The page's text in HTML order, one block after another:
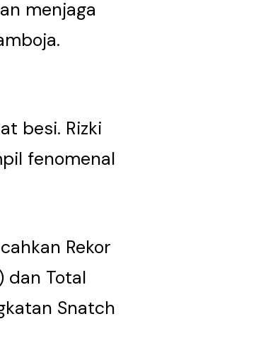
menjaga
besi. Rizki
fenomenal
Rekor
dan Total
Snatch